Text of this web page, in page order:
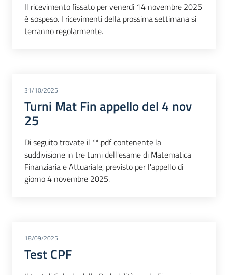
Il ricevimento fissato per venerdì 14 novembre 2025
è sospeso. I ricevimenti della prossima settimana si
terranno regolarmente.
31/10/2025
Turni Mat Fin appello del 4 nov
25
Di seguito trovate il **.pdf contenente la
suddivisione in tre turni dell'esame di Matematica
Finanziaria e Attuariale, previsto per l'appello di
giorno 4 novembre 2025.
18/09/2025
Test CPF